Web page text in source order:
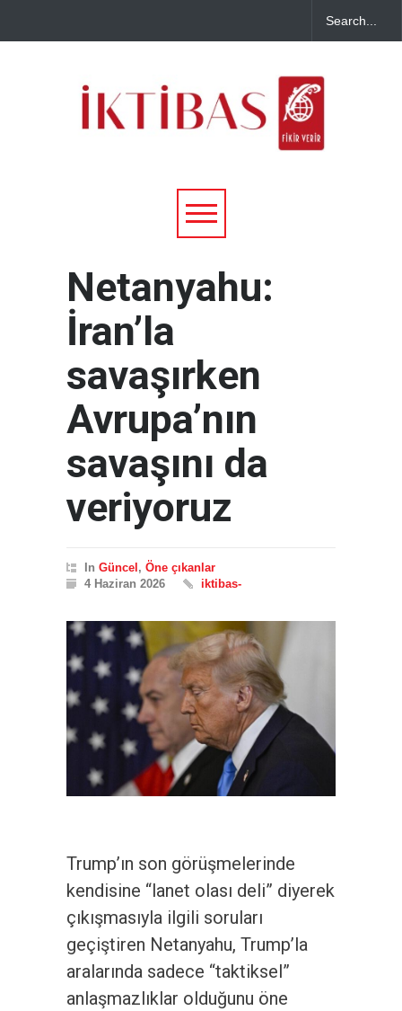
Netanyahu:
İran’la
savaşırken
Avrupa’nın
savaşını da
veriyoruz
In Güncel, Öne çıkanlar
4 Haziran 2026
iktibas-
Trump’ın son görüşmelerinde
kendisine “lanet olası deli” diyerek
çıkışmasıyla ilgili soruları
geçiştiren Netanyahu, Trump’la
aralarında sadece “taktiksel”
anlaşmazlıklar olduğunu öne